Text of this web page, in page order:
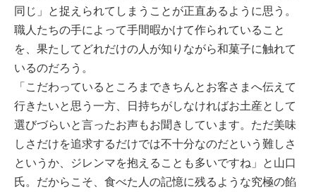
同じ」と捉えられてしまうことが正直あるように思う。
職人たちの手によって手間暇かけて作られていること
を、果たしてどれだけの人が知りながら和菓子に触れて
いるのだろう。
「こだわっているところまできちんとお客さまへ伝えて
行きたいと思う一方、日持ちがしなければお土産として
選びづらいと言ったお声もお聞きしています。ただ美味
しさだけを追求するだけでは不十分なのだという難しさ
というか、ジレンマを抱えることも多いですね」と山口
氏。だからこそ、食べた人の記憶に残るような究極の餡